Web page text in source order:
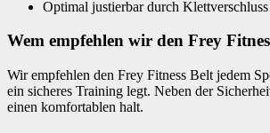
Optimal justierbar durch Klettverschluss
Wem empfehlen wir den Frey
Wir empfehlen den Frey Fitness Belt jedem
ein sicheres Training legt. Neben der
einen komfortablen halt.